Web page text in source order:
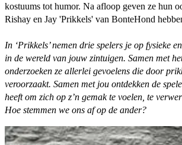
kostuums tot humor. Na afloop geven ze hun
Rishay en Jay 'Prikkels' van BonteHond
In ‘Prikkels’ nemen drie spelers je op fysieke
in de wereld van jouw zintuigen. Samen met
onderzoeken ze allerlei gevoelens die door
veroorzaakt. Samen met jou ontdekken de
heeft om zich op z’n gemak te voelen, te
Hoe stemmen we ons af op de ander?